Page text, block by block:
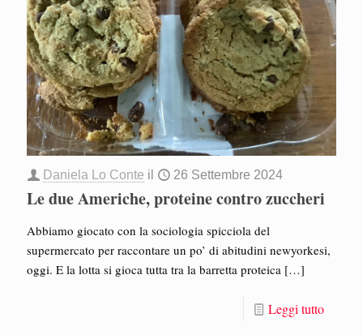
Daniela Lo Conte il 26 Settembre 2024
Le due Americhe, proteine contro zuccheri
Abbiamo giocato con la sociologia spicciola del
supermercato per raccontare un po’ di abitudini newyorkesi,
oggi. E la lotta si gioca tutta tra la barretta proteica […]
Leggi tutto